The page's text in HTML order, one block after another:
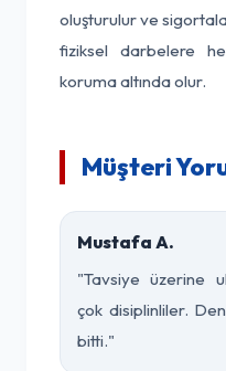
oluşturulur ve
fiziksel darbelere
koruma altında olur.
Müşteri
Mustafa A.
"Tavsiye üzerine
çok disiplinliler.
bitti."